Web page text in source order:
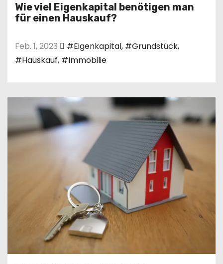
Wie viel Eigenkapital benötigen man
für einen Hauskauf?
Feb. 1, 2023 #Eigenkapital, #Grundstück,
#Hauskauf, #Immobilie